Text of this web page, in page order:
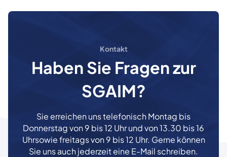
Kontakt
Haben Sie Fragen zur
SGAIM?
Sie erreichen uns telefonisch Montag bis
Donnerstag von 9 bis 12 Uhr und von 13.30 bis 16
Uhrsowie freitags von 9 bis 12 Uhr. Gerne können
Sie uns auch jederzeit eine E-Mail schreiben.